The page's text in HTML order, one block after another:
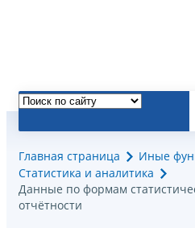
Главная страница
Иные
Статистика и аналитика
Данные по формам
отчётности